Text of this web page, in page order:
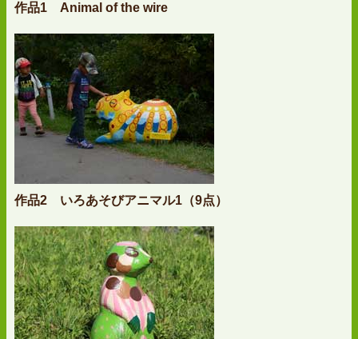
作品1 Animal of the wire
作品2 いろあそびアニマル1（9点）